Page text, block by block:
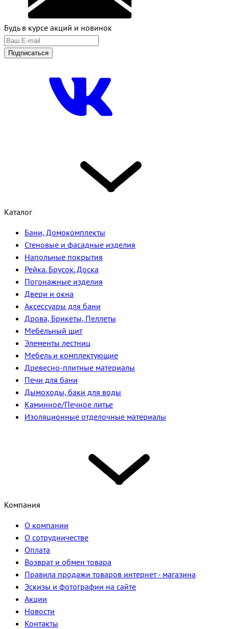
Будь в курсе акций и новинок
Подписаться
Каталог
Бани, Домокомплекты
Стеновые и фасадные изделия
Напольные покрытия
Рейка. Брусок. Доска
Погонажные изделия
Двери и окна
Аксессуары для бани
Дрова, Брикеты, Пеллеты
Мебельный щит
Элементы лестниц
Мебель и комплектующие
Древесно-плитные материалы
Печи для бани
Дымоходы, баки для воды
Каминное/Печное литье
Изоляционные отделочные материалы
Компания
О компании
О сотрудничестве
Оплата
Возврат и обмен товара
Правила продажи товаров интернет - магазина
Эскизы и фотографии на сайте
Акции
Новости
Контакты